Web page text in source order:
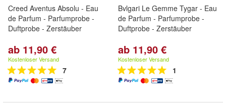
Creed Aventus Absolu - Eau
de Parfum - Parfumprobe -
Duftprobe - Zerstäuber
ab 11,90 €
Kostenloser Versand
7
Bvlgari Le Gemme Tygar - Eau
de Parfum - Parfumprobe -
Duftprobe - Zerstäuber
ab 11,90 €
Kostenloser Versand
1